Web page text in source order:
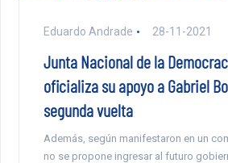
Eduardo Andrade 28-11-2021
Junta Nacional de la
oficializa su apoyo a Gabriel
segunda vuelta
Además, según manifestaron en un
no se propone ingresar al futuro